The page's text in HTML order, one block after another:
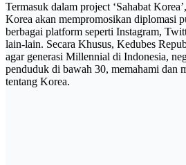
Termasuk dalam project ‘Sahabat
Korea akan mempromosikan diplomasi
berbagai platform seperti Instagram,
lain-lain. Secara Khusus, Kedubes
agar generasi Millennial di Indonesia,
penduduk di bawah 30, memahami dan
tentang Korea.